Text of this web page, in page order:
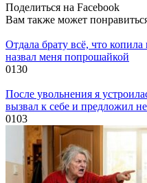
Поделиться на Facebook
Вам также может
Отдала брату всё, что
назвал меня попрошайкой
0130
После увольнения я
вызвал к себе и предложил
0103